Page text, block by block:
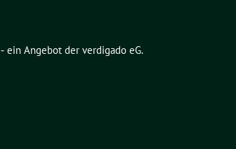
‐ ein Angebot der verdigado eG.